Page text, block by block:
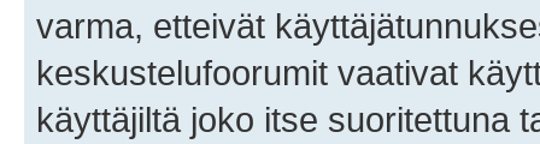
varma, etteivät
keskustelufoorumit vaativat
käyttäjiltä joko itse suoritettuna